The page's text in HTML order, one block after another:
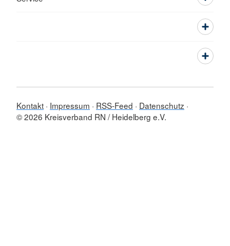
Kontakt Impressum RSS-Feed
Datenschutz
© 2026 Kreisverband RN / Heidelberg e.V.